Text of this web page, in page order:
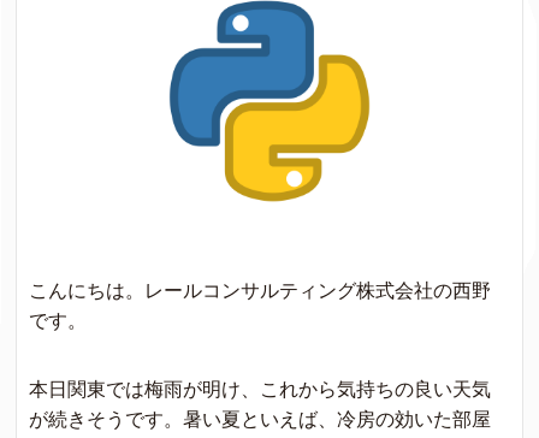
こんにちは。レールコンサルティング株式会社の西野
です。
本日関東では梅雨が明け、これから気持ちの良い天気
が続きそうです。暑い夏といえば、冷房の効いた部屋